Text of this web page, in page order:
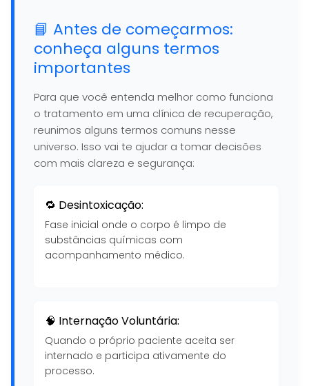
📘 Antes de começarmos:
conheça alguns termos
importantes
Para que você entenda melhor como funciona
o tratamento em uma clínica de recuperação,
reunimos alguns termos comuns nesse
universo. Isso vai te ajudar a tomar decisões
com mais clareza e segurança:
🔁 Desintoxicação:
Fase inicial onde o corpo é limpo de
substâncias químicas com
acompanhamento médico.
🧠 Internação Voluntária:
Quando o próprio paciente aceita ser
internado e participa ativamente do
processo.